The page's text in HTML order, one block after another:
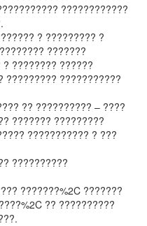
????????????
? ????????? ?
???????
???????? ??????
????????? ???????????
?? ?????????? – ????
??????? ?????????
??????????? ? ???
??????????
???????%2C ???????
?? ??????????